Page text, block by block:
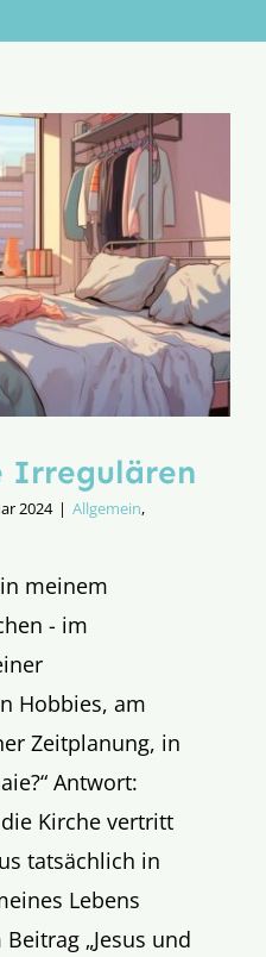
Irregulären
2024 | Allgemein,
meinem
- im
Hobbies, am
Zeitplanung, in
Antwort:
Kirche vertritt
tatsächlich in
Lebens
„Jesus und